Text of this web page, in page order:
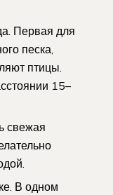
Первая для
песка,
птицы.
15–
свежая
В одном